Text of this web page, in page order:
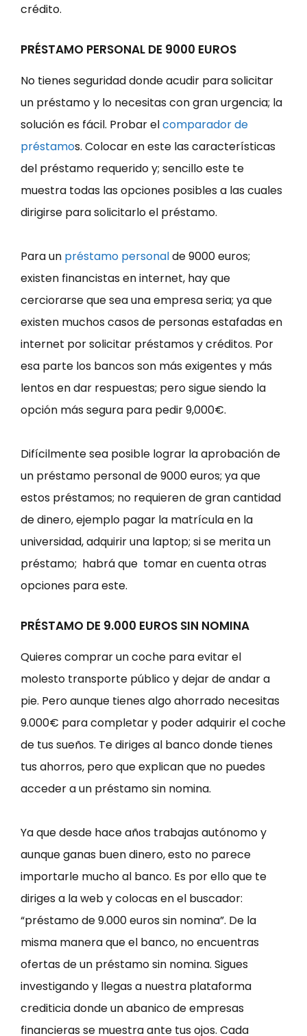
crédito.
PRÉSTAMO PERSONAL DE 9000 EUROS
No tienes seguridad donde acudir para solicitar
un préstamo y lo necesitas con gran urgencia; la
solución es fácil. Probar elcomparador de
préstamos. Colocar en este las características
del préstamo requerido y; sencillo este te
muestra todas las opciones posibles a las cuales
dirigirse para solicitarlo el préstamo.
Para un préstamo personalde 9000 euros;
existen financistas en internet, hay que
cerciorarse que sea una empresa seria; ya que
existen muchos casos de personas estafadas en
internet por solicitar préstamos y créditos. Por
esa parte los bancos son más exigentes y más
lentos en dar respuestas; pero sigue siendo la
opción más segura para pedir 9,000€.
Difícilmente sea posible lograr la aprobación de
un préstamo personal de 9000 euros; ya que
estos préstamos; no requieren de gran cantidad
de dinero, ejemplo pagar la matrícula en la
universidad, adquirir una laptop; si se merita un
préstamo; habrá que tomar en cuenta otras
opciones para este.
PRÉSTAMO DE 9.000 EUROS SIN NOMINA
Quieres comprar un coche para evitar el
molesto transporte público y dejar de andar a
pie. Pero aunque tienes algo ahorrado necesitas
9.000€ para completar y poder adquirir el coche
de tus sueños. Te diriges al banco donde tienes
tus ahorros, pero que explican que no puedes
acceder a un préstamo sin nomina.
Ya que desde hace años trabajas autónomo y
aunque ganas buen dinero, esto no parece
importarle mucho al banco. Es por ello que te
diriges a la web y colocas en el buscador:
“préstamo de 9.000 euros sin nomina”. De la
misma manera que el banco, no encuentras
ofertas de un préstamo sin nomina. Sigues
investigando y llegas a nuestra plataforma
crediticia donde un abanico de empresas
financieras se muestra ante tus ojos. Cada